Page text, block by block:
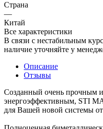
Страна
—
Китай
Все характеристики
В связи с нестабильным
наличие уточняйте у
Описание
Отзывы
Созданный очень прочным
энергоэффективным, STI
для Вашей новой системы